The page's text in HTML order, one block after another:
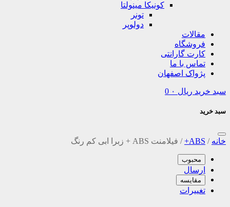
کونیکا مینولتا
تونر
دولوپر
مقالات
فروشگاه
کارت گارانتی
تماس با ما
پژواک اصفهان
سبد خرید ریال 0
سبد خرید
خانه /
ABS+
/ فیلامنت ABS + زبرا ابی کم رنگ
محبوب
ارسال
مقایسه
تغییرات